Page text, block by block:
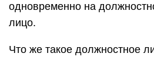
одновременно на
лицо.
Что же такое должностное